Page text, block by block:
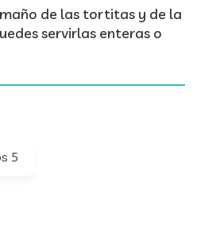
de las tortitas y de la
servirlas enteras o
5